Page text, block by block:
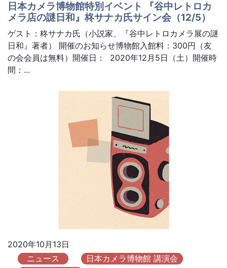
日本カメラ博物館特別イベント 『谷中レトロカ
メラ店の謎日和』柊サナカ氏サイン会（12/5）
ゲスト：柊サナカ氏（小説家、『谷中レトロカメラ展の謎
日和』著者） 開催のお知らせ博物館入館料：300円（友
の会会員は無料）開催日： 2020年12月5日（土）開催時
間：...
2020年10月13日
ニュース
日本カメラ博物館 講演会